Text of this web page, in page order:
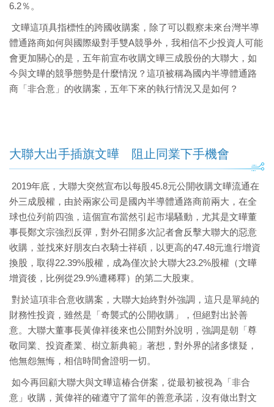
6.2％。
文曄這項具指標性的跨國收購案，除了可以觀察未來台灣半導
體通路商如何與國際級對手雙A競爭外，我相信不少投資人可能
會更加關心的是，五年前宣布收購文曄三成股份的大聯大，如
今與文曄的競爭態勢是什麼情況？這項被稱為國內半導體通路
商「非合意」的收購案，五年下來的執行情況又是如何？
大聯大出手插旗文曄 阻止同業下手機會
2019年底，大聯大突然宣布以每股45.8元公開收購文曄流通在
外三成股權，由於兩家公司是國內半導體通路商前兩大，在全
球也位列前四強，這個宣布當然引起市場騷動，尤其是文曄董
事長鄭文宗強烈反彈，對外召開多次記者會反擊大聯大的惡意
收購，並找來好朋友白衣騎士祥碩，以更高的47.48元進行增資
換股，取得22.39%股權，成為僅次於大聯大23.2%股權（文曄
增資後，比例從29.9%遭稀釋）的第二大股東。
對於這項非合意收購案，大聯大始終對外強調，這只是單純的
財務性投資，雖然是「奇襲式的公開收購」，但絕對出於善
意。大聯大董事長黃偉祥後來也公開對外說明，強調是朝「尊
敬同業、投資產業、樹立新典範」著想，對外界的諸多懷疑，
他無怨無悔，相信時間會證明一切。
如今再回顧大聯大與文曄這椿合併案，從最初被視為「非合
意」收購，黃偉祥的確遵守了當年的善意承諾，沒有做出對文